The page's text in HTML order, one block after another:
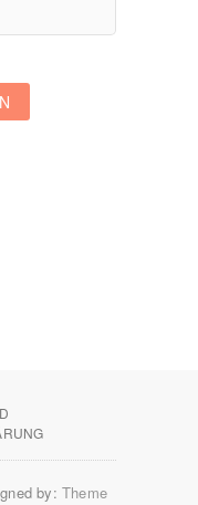
by: Theme